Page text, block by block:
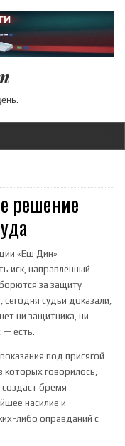
решение
«Еш Дин»
иск, направленный
за защиту
судьи доказали,
ни защитника, ни
— есть.
под присягой
которых говорилось,
бремя
насилие и
либо оправданий с